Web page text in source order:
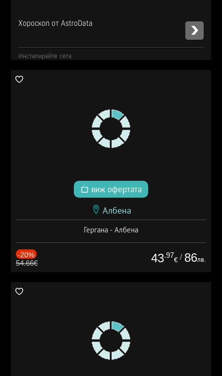
Хороскоп от AstroData
Инсталирайте сега
виж офертата
Албена
Гергана - Албена
-20%
54.66€ 43.97
€ / 86лв.